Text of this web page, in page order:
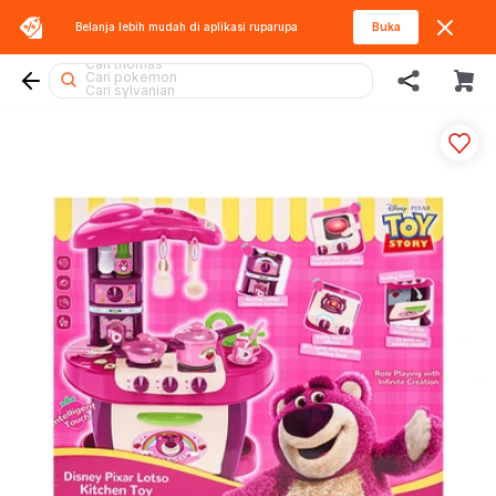
Belanja lebih mudah di aplikasi ruparupa Buka
Cari lego superheroes
Cari thomas
Cari pokemon
Cari sylvanian
Cari lego
Cari blaster
Cari batman
Cari rolife
Cari spiderman
Cari rolife sanrio
Cari hot wheels
Cari lego botanicals
Cari marvel legends
Cari tobot
Cari barbie
Cari squishy
Cari mobil
Cari blokees
Cari fuggler